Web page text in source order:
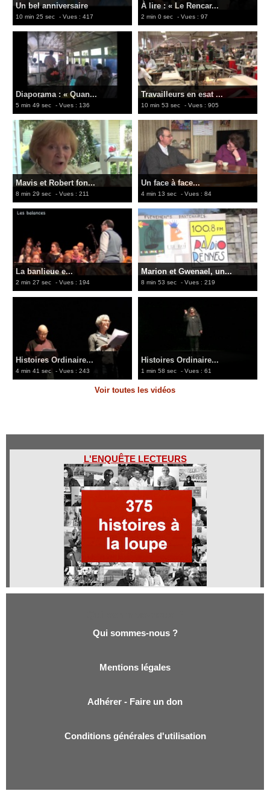
Un bel anniversaire
10 min 25 sec - Vues : 417
À lire : « Le Rencar...
2 min 0 sec - Vues : 97
Diaporama : « Quan...
5 min 49 sec - Vues : 136
Travailleurs en esat ...
10 min 53 sec - Vues : 905
Mavis et Robert fon...
8 min 29 sec - Vues : 211
Un face à face...
4 min 13 sec - Vues : 84
La banlieue e...
2 min 27 sec - Vues : 194
Marion et Gwenael, un...
8 min 53 sec - Vues : 219
Histoires Ordinaire...
4 min 41 sec - Vues : 243
Histoires Ordinaire...
1 min 58 sec - Vues : 61
Voir toutes les vidéos
L'ENQUÊTE LECTEURS
Qui sommes-nous ?
Mentions légales
Adhérer - Faire un don
Conditions générales d'utilisation